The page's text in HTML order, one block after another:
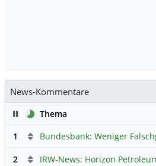
News-Kommentare
PauseThema
1
2